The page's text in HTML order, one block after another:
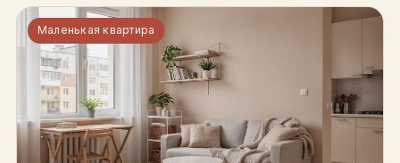
Маленькая квартира